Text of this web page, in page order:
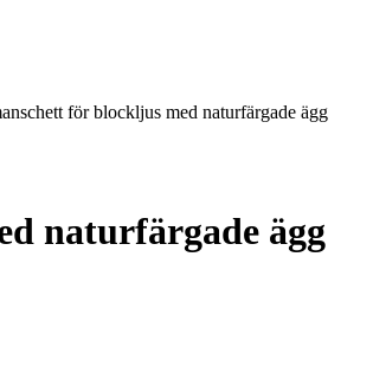
för blockljus med naturfärgade ägg
naturfärgade ägg